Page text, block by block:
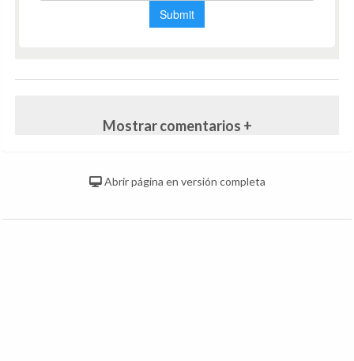
Mostrar comentarios +
Abrir página en versión completa